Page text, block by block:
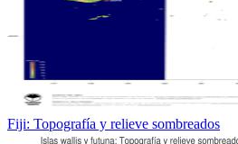
Fiji: Topografía y relieve sombreados